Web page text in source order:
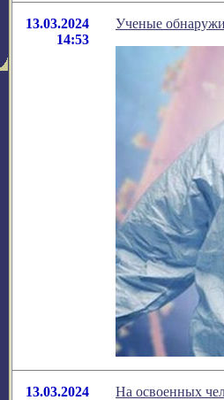
13.03.2024
14:53
Ученые
13.03.2024 На освоенных